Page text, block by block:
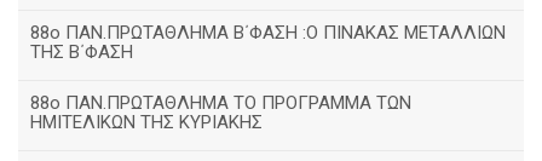
88ο ΠΑΝ.ΠΡΩΤΑΘΛΗΜΑ Β΄ΦΑΣΗ :Ο ΠΙΝΑΚΑΣ ΜΕΤΑΛΛΙΩΝ
ΤΗΣ Β΄ΦΑΣΗ
88ο ΠΑΝ.ΠΡΩΤΑΘΛΗΜΑ ΤΟ ΠΡΟΓΡΑΜΜΑ ΤΩΝ
ΗΜΙΤΕΛΙΚΩΝ ΤΗΣ ΚΥΡΙΑΚΗΣ